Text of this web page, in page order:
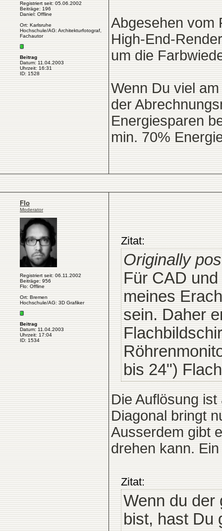
Registriert seit: 05.06.2002
Beiträge: 196
Daniel: Offline
Ort: Karlsruhe
Hochschule/AG: Architekturfotograf,
Fachautor
Beitrag
Datum: 11.04.2003
Uhrzeit: 16:31
ID: 1528
Abgesehen vom
High-End-
um die
Wenn Du viel
der
Energiesparen
min. 70%
Flo
Moderator
Registriert seit: 06.11.2002
Beiträge: 956
Flo: Offline
Ort: Bremen
Hochschule/AG: 3D Grafiker
Beitrag
Datum: 11.04.2003
Uhrzeit: 17:04
ID: 1534
Zitat:
Originally
Für CAD
meines
sein. Daher
bis 24")
Die Auflösung
Diagonal bringt
Ausserdem gibt
drehen kann.
Zitat:
Wenn du der
bist, hast Du